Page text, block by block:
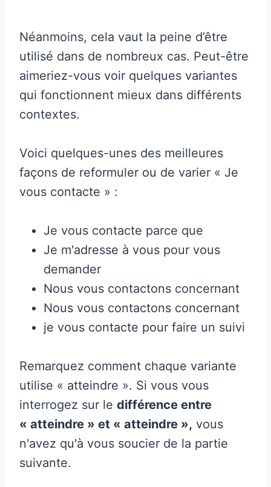
Néanmoins, cela vaut la peine d’être
utilisé dans de nombreux cas. Peut-être
aimeriez-vous voir quelques variantes
qui fonctionnent mieux dans différents
contextes.
Voici quelques-unes des meilleures
façons de reformuler ou de varier « Je
vous contacte » :
Je vous contacte parce que
Je m'adresse à vous pour vous
demander
Nous vous contactons concernant
Nous vous contactons concernant
je vous contacte pour faire un suivi
Remarquez comment chaque variante
utilise « atteindre ». Si vous vous
interrogez sur le différence entre
« atteindre » et « atteindre », vous
n'avez qu'à vous soucier de la partie
suivante.